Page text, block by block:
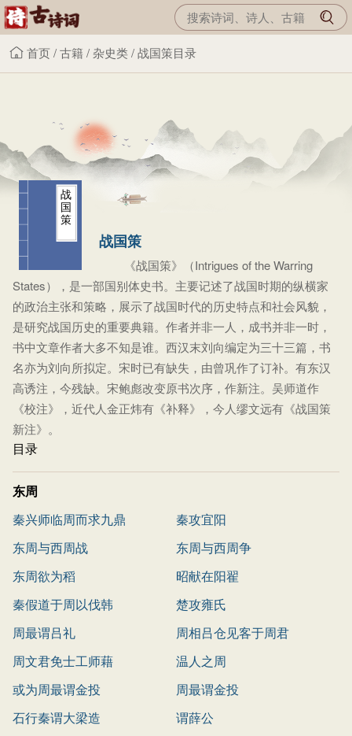
首页/古籍 / 杂史类/战国策目录
战
国
策
战国策
《战国策》（Intrigues of the Warring
States），是一部国别体史书。主要记述了战国时期的纵横家
的政治主张和策略，展示了战国时代的历史特点和社会风貌，
是研究战国历史的重要典籍。作者并非一人，成书并非一时，
书中文章作者大多不知是谁。西汉末刘向编定为三十三篇，书
名亦为刘向所拟定。宋时已有缺失，由曾巩作了订补。有东汉
高诱注，今残缺。宋鲍彪改变原书次序，作新注。吴师道作
《校注》，近代人金正炜有《补释》，今人缪文远有《战国策
新注》。
目录
东周
秦兴师临周而求九鼎
秦攻宜阳
东周与西周战
东周与西周争
东周欲为稻
昭献在阳翟
秦假道于周以伐韩
楚攻雍氏
周最谓吕礼
周相吕仓见客于周君
周文君免士工师藉
温人之周
或为周最谓金投
周最谓金投
石行秦谓大梁造
谓薛公